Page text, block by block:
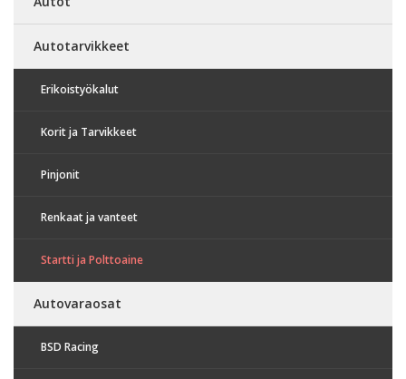
Autotarvikkeet
Erikoistyökalut
Korit ja Tarvikkeet
Pinjonit
Renkaat ja vanteet
Startti ja Polttoaine
Autovaraosat
BSD Racing